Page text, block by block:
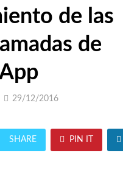
de las
de
29/12/2016
SHARE PIN IT